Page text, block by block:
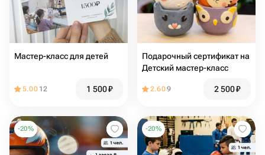
Мастер-класс для детей
5.00 12 1 500₽
Подарочный сертификат на
Детский мастер-класс
2.609 2 500₽
-20% -20%